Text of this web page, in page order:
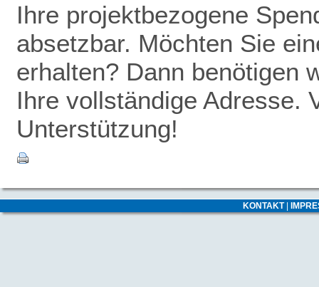
Ihre projektbezogene
absetzbar. Möchten Sie
erhalten? Dann benötigen
Ihre vollständige Adresse.
Unterstützung!
KONTAKT|